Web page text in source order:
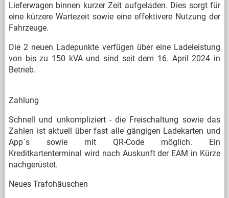
Lieferwagen binnen kurzer Zeit aufgeladen. Dies sorgt für
eine kürzere Wartezeit sowie eine effektivere Nutzung der
Fahrzeuge.
Die 2 neuen Ladepunkte verfügen über eine Ladeleistung
von bis zu 150 kVA und sind seit dem 16. April 2024 in
Betrieb.
Zahlung
Schnell und unkompliziert - die Freischaltung sowie das
Zahlen ist aktuell über fast alle gängigen Ladekarten und
App`s sowie mit QR-Code möglich. Ein
Kreditkartenterminal wird nach Auskunft der EAM in Kürze
nachgerüstet.
Neues Trafohäuschen